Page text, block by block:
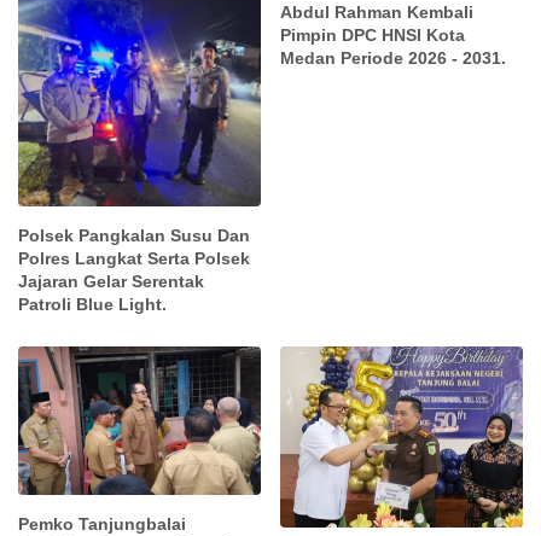
Polsek Pangkalan Susu Dan
Polres Langkat Serta Polsek
Jajaran Gelar Serentak
Patroli Blue Light.
Abdul Rahman Kembali
Pimpin DPC HNSI Kota
Medan Periode 2026 - 2031.
Pemko Tanjungbalai